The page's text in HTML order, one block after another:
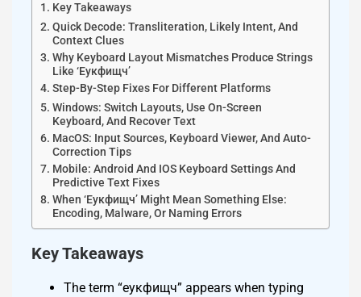
Key Takeaways
Quick Decode: Transliteration, Likely Intent, And
Context Clues
Why Keyboard Layout Mismatches Produce Strings
Like ‘еукфищч’
Step-By-Step Fixes For Different Platforms
Windows: Switch Layouts, Use On-Screen
Keyboard, And Recover Text
MacOS: Input Sources, Keyboard Viewer, And Auto-
Correction Tips
Mobile: Android And IOS Keyboard Settings And
Predictive Text Fixes
When ‘еукфищч’ Might Mean Something Else:
Encoding, Malware, Or Naming Errors
Key Takeaways
The term “еукфищч” appears when typing